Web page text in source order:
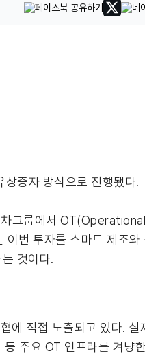
증자 방식으로 진행됐다.
차그룹에서
번 투자를 스마트 제조와
것이다.
직접 노출되고 있다. 실
주요 OT 인프라를 겨냥